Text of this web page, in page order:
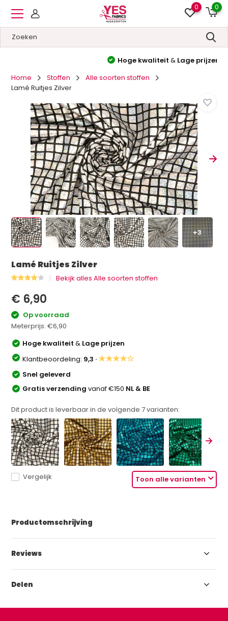
0 0
Hoge kwaliteit&Lage prijzen
Home
Stoffen
Alle soorten stoffen
Lamé Ruitjes Zilver
+3
Lamé Ruitjes Zilver
Bekijk alles Alle soorten stoffen
€ 6,90
Op voorraad
Meterprijs:€6,90
Hoge kwaliteit& Lage prijzen
Klantbeoordeling: 9,3 ·★★★★☆
Snel geleverd
Gratis verzendingvanaf €150 NL & BE
Dit product is leverbaar in de volgende7varianten:
Toon alle varianten
Vergelijk
Productomschrijving
Reviews
Delen